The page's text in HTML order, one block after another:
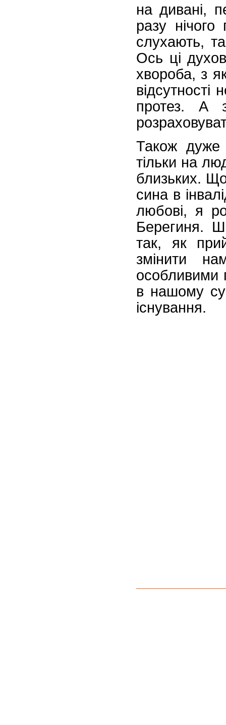
на дивані,
разу
слухають,
Ось ці
хвороба, з
протез. А
Також дуже
тільки на
близьких.
сина в
любові, я
Берегиня.
так, як
змінити
особливими
в нашому
існування.